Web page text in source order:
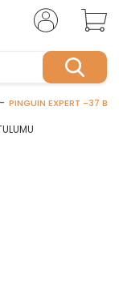
PINGUIN EXPERT -37